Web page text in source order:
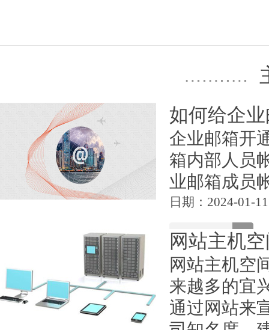
如何给企
企业邮箱开
箱内部人员
业邮箱成员
日期：2024-01-11
网站主机
网站主机空
来越多的宜
通过网站来